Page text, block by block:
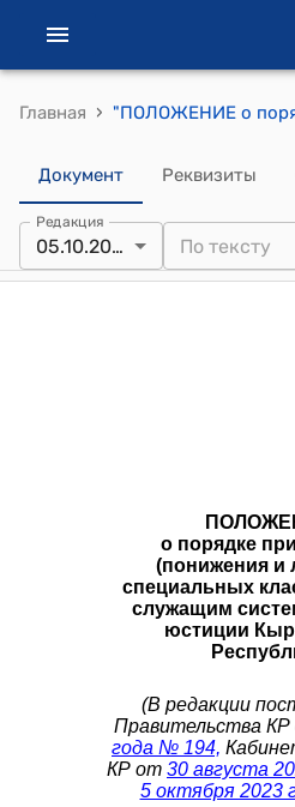
Главная ›
Документ Реквизиты
Редакция
05.10.2023